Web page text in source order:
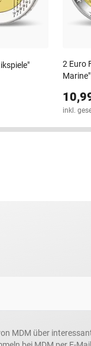
2 Euro
inkl.
MDM über